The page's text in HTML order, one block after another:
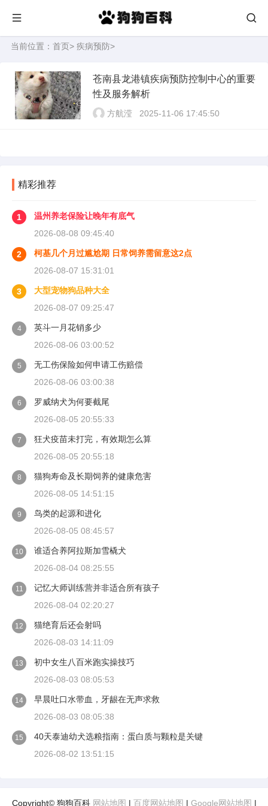
当前位置： 首页> 疾病预防>
苍南县龙港镇疾病预防控制中心的重要
性及服务解析
方航滢 2025-11-06 17:45:50
精彩推荐
1
温州养老保险让晚年有底气
2026-08-08 09:45:40
2
柯基几个月过尴尬期 日常饲养需留意这2点
2026-08-07 15:31:01
3
大型宠物狗品种大全
2026-08-07 09:25:47
4
英斗一月花销多少
2026-08-06 03:00:52
5
无工伤保险如何申请工伤赔偿
2026-08-06 03:00:38
6
罗威纳犬为何要截尾
2026-08-05 20:55:33
7
狂犬疫苗未打完，有效期怎么算
2026-08-05 20:55:18
8
猫狗寿命及长期饲养的健康危害
2026-08-05 14:51:15
9
鸟类的起源和进化
2026-08-05 08:45:57
10
谁适合养阿拉斯加雪橇犬
2026-08-04 08:25:55
11
记忆大师训练营并非适合所有孩子
2026-08-04 02:20:27
12
猫绝育后还会射吗
2026-08-03 14:11:09
13
初中女生八百米跑实操技巧
2026-08-03 08:05:53
14
早晨吐口水带血，牙龈在无声求救
2026-08-03 08:05:38
15
40天泰迪幼犬选粮指南：蛋白质与颗粒是关键
2026-08-02 13:51:15
Copyright© 狗狗百科 网站地图 | 百度网站地图 | Google网站地图 |